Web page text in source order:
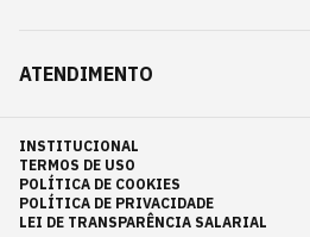
ATENDIMENTO
INSTITUCIONAL
TERMOS DE USO
POLÍTICA DE COOKIES
POLÍTICA DE PRIVACIDADE
LEI DE TRANSPARÊNCIA SALARIAL